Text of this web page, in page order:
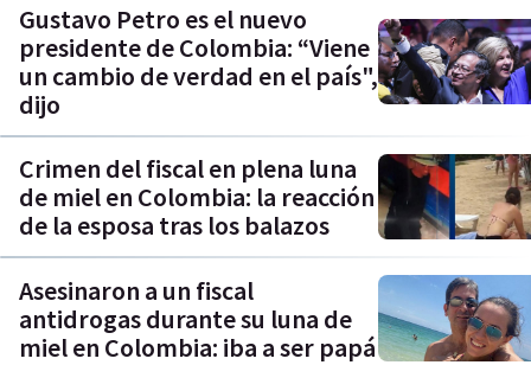
Gustavo Petro es el nuevo
presidente de Colombia: “Viene
un cambio de verdad en el país",
dijo
Crimen del fiscal en plena luna
de miel en Colombia: la reacción
de la esposa tras los balazos
Asesinaron a un fiscal
antidrogas durante su luna de
miel en Colombia: iba a ser papá